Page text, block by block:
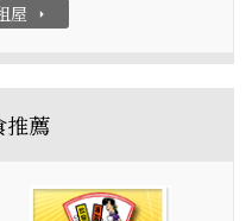
屋 arrow_right
推薦